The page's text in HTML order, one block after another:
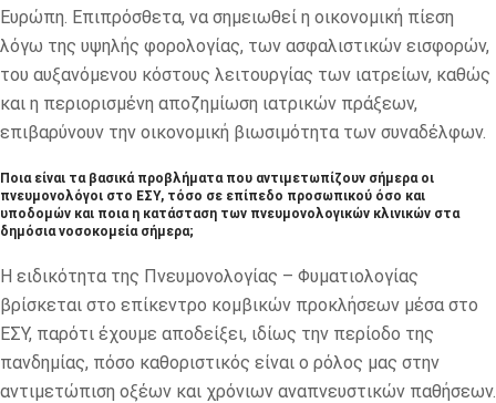
Ευρώπη. Επιπρόσθετα, να σημειωθεί η οικονομική πίεση
λόγω της υψηλής φορολογίας, των ασφαλιστικών εισφορών,
του αυξανόμενου κόστους λειτουργίας των ιατρείων, καθώς
και η περιορισμένη αποζημίωση ιατρικών πράξεων,
επιβαρύνουν την οικονομική βιωσιμότητα των συναδέλφων.
Ποια είναι τα βασικά προβλήματα που αντιμετωπίζουν σήμερα οι
πνευμονολόγοι στο ΕΣΥ, τόσο σε επίπεδο προσωπικού όσο και
υποδομών και ποια η κατάσταση των πνευμονολογικών κλινικών στα
δημόσια νοσοκομεία σήμερα;
Η ειδικότητα της Πνευμονολογίας – Φυματιολογίας
βρίσκεται στο επίκεντρο κομβικών προκλήσεων μέσα στο
ΕΣΥ, παρότι έχουμε αποδείξει, ιδίως την περίοδο της
πανδημίας, πόσο καθοριστικός είναι ο ρόλος μας στην
αντιμετώπιση οξέων και χρόνιων αναπνευστικών παθήσεων.